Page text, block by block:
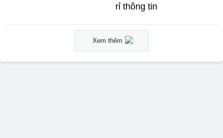
rỉ thông tin
Xem thêm